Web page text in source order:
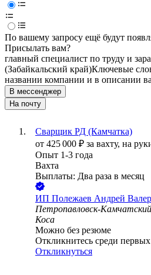
По вашему запросу ещё будут
Присылать вам?
главный специалист по труду и
(Забайкальский край)Ключевые
названии компании и в описании
В мессенджер
На почту
Сварщик РД (Камчатка)
от 425 000 ₽ за вахту, на
Опыт 1-3 года
Вахта
Выплаты: Два раза в месяц
ИП Полежаев Андрей
Петропавловск-
Коса
Можно без резюме
Откликнитесь среди первых
Откликнуться